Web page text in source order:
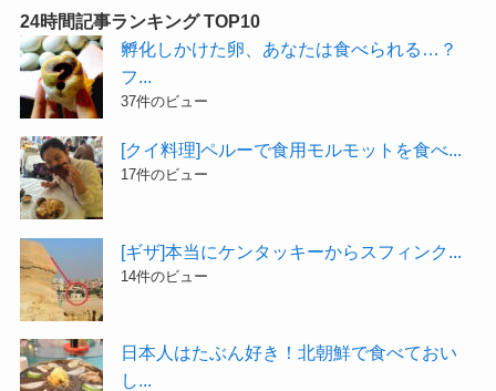
24時間記事ランキング TOP10
孵化しかけた卵、あなたは食べられる…？
フ...
37件のビュー
[クイ料理]ペルーで食用モルモットを食べ...
17件のビュー
[ギザ]本当にケンタッキーからスフィンク...
14件のビュー
日本人はたぶん好き！北朝鮮で食べておい
し...